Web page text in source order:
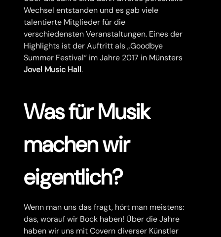
Wechsel entstanden und es gab viele
talentierte Mitglieder für die
verschiedensten Veranstaltungen. Eines der
Highlights ist der Auftritt als „Goodbye
Summer Festival“ im Jahre 2017 in Münsters
Jovel Music Hall.
Was für Musik
machen wir
eigentlich?
Wenn man uns das fragt, hört man meistens:
das, worauf wir Bock haben! Über die Jahre
haben wir uns mit Covern diverser Künstler